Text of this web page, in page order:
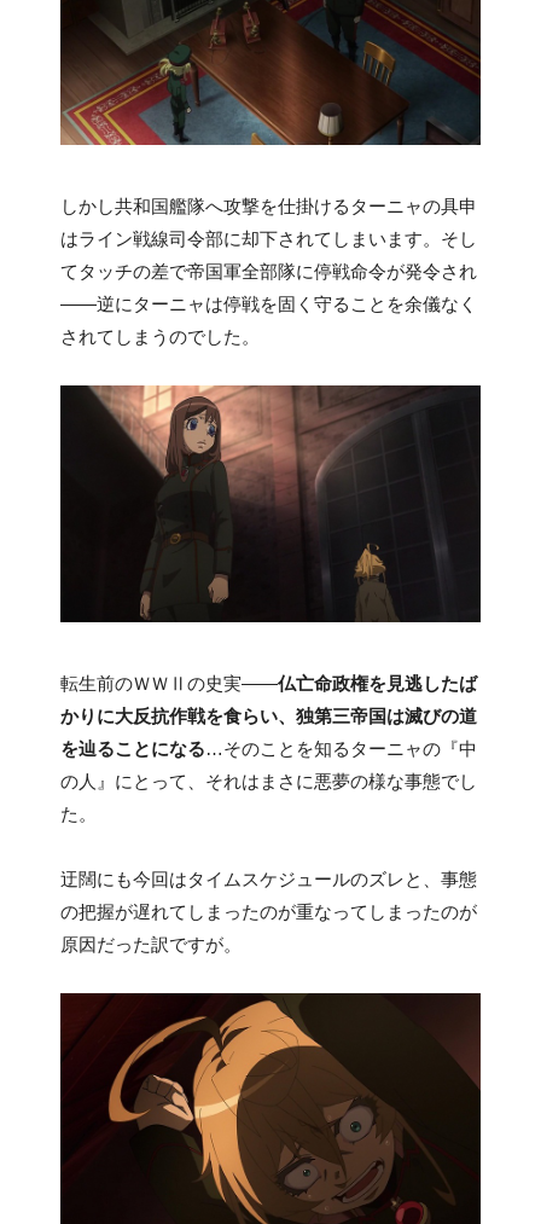
しかし共和国艦隊へ攻撃を仕掛けるターニャの具申
はライン戦線司令部に却下されてしまいます。そし
てタッチの差で帝国軍全部隊に停戦命令が発令され
――逆にターニャは停戦を固く守ることを余儀なく
されてしまうのでした。
転生前のＷＷⅡの史実――仏亡命政権を見逃したば
かりに大反抗作戦を食らい、独第三帝国は滅びの道
を辿ることになる…そのことを知るターニャの『中
の人』にとって、それはまさに悪夢の様な事態でし
た。
迂闊にも今回はタイムスケジュールのズレと、事態
の把握が遅れてしまったのが重なってしまったのが
原因だった訳ですが。